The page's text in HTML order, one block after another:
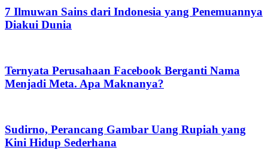
7 Ilmuwan Sains dari Indonesia yang Penemuannya
Diakui Dunia
Ternyata Perusahaan Facebook Berganti Nama
Menjadi Meta. Apa Maknanya?
Sudirno, Perancang Gambar Uang Rupiah yang
Kini Hidup Sederhana